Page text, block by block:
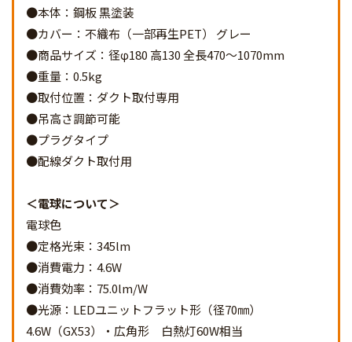
●本体：鋼板 黒塗装
●カバー：不織布（一部再生PET） グレー
●商品サイズ：径φ180 高130 全長470～1070mm
●重量：0.5kg
●取付位置：ダクト取付専用
●吊高さ調節可能
●プラグタイプ
●配線ダクト取付用
電球について
電球色
●定格光束：345lm
●消費電力：4.6W
●消費効率：75.0lm/W
●光源：LEDユニットフラット形（径70㎜）
4.6W（GX53）・広角形 白熱灯60W相当